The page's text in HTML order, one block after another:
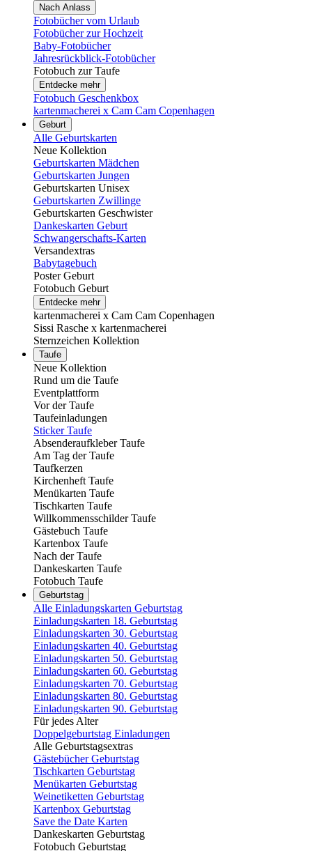
Nach Anlass
Fotobücher vom Urlaub
Fotobücher zur Hochzeit
Baby-Fotobücher
Jahresrückblick-Fotobücher
Fotobuch zur Taufe
Entdecke mehr
Fotobuch Geschenkbox
kartenmacherei x Cam Cam Copenhagen
Geburt
Alle Geburtskarten
Neue Kollektion
Geburtskarten Mädchen
Geburtskarten Jungen
Geburtskarten Unisex
Geburtskarten Zwillinge
Geburtskarten Geschwister
Dankeskarten Geburt
Schwangerschafts-Karten
Versandextras
Babytagebuch
Poster Geburt
Fotobuch Geburt
Entdecke mehr
kartenmacherei x Cam Cam Copenhagen
Sissi Rasche x kartenmacherei
Sternzeichen Kollektion
Taufe
Neue Kollektion
Rund um die Taufe
Eventplattform
Vor der Taufe
Taufeinladungen
Sticker Taufe
Absenderaufkleber Taufe
Am Tag der Taufe
Taufkerzen
Kirchenheft Taufe
Menükarten Taufe
Tischkarten Taufe
Willkommensschilder Taufe
Gästebuch Taufe
Kartenbox Taufe
Nach der Taufe
Dankeskarten Taufe
Fotobuch Taufe
Geburtstag
Alle Einladungskarten Geburtstag
Einladungskarten 18. Geburtstag
Einladungskarten 30. Geburtstag
Einladungskarten 40. Geburtstag
Einladungskarten 50. Geburtstag
Einladungskarten 60. Geburtstag
Einladungskarten 70. Geburtstag
Einladungskarten 80. Geburtstag
Einladungskarten 90. Geburtstag
Für jedes Alter
Doppelgeburtstag Einladungen
Alle Geburtstagsextras
Gästebücher Geburtstag
Tischkarten Geburtstag
Menükarten Geburtstag
Weinetiketten Geburtstag
Kartenbox Geburtstag
Save the Date Karten
Dankeskarten Geburtstag
Fotobuch Geburtstag